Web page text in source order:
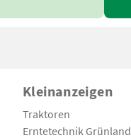
Kleinanzeigen
Traktoren
Erntetechnik Grünland